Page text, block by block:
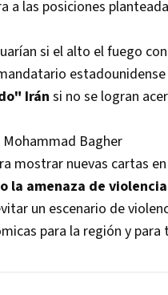
a las posiciones
si el alto el fuego
Iránsi no se logran
Bagher
mostrar nuevas cartas
la amenaza de
un escenario de
para la región y